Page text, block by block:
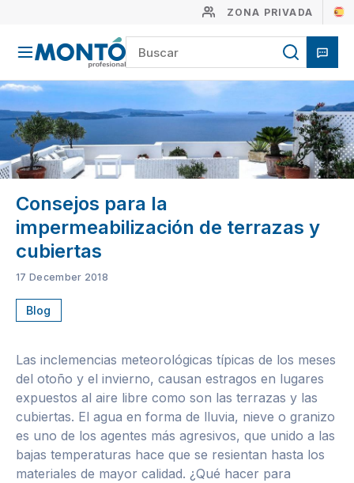
ZONA PRIVADA
Consejos para la
impermeabilización de terrazas y
cubiertas
17 December 2018
Blog
Las inclemencias meteorológicas típicas de los meses
del otoño y el invierno, causan estragos en lugares
expuestos al aire libre como son las terrazas y las
cubiertas. El agua en forma de lluvia, nieve o granizo
es uno de los agentes más agresivos, que unido a las
bajas temperaturas hace que se resientan hasta los
materiales de mayor calidad. ¿Qué hacer para